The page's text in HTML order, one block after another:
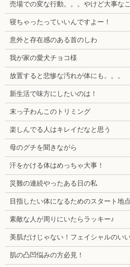
売場での変な行動。。。やけど大事なこ
寝ちゃったっていいんですよー！
意外と存在感のある首のしわ
我が家の愛犬チョコ様
放置すると悲惨な汚れが体にも。。。
新生活で味方にしたいのは！
末っ子わんこのトリミング
楽しんでる人はキレイだなと思う
母のグチを聞きながら
汗をかける体はめっちゃ大事！
災難の連続やったある日の私
目指したい体になるためのスタート地点
素敵な人が周りにいたらラッキー♪
美肌だけじゃない！フェイシャルのい
肌の凸凹悩みの方必見！